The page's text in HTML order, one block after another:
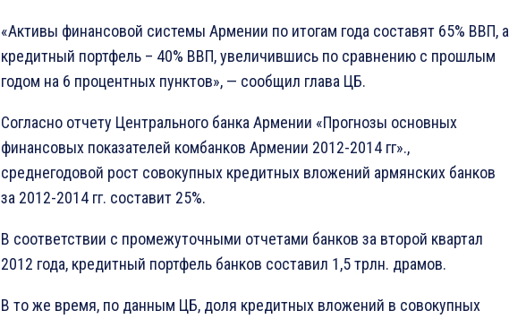
«Активы финансовой системы Армении по итогам года составят 65% ВВП, а
кредитный портфель – 40% ВВП, увеличившись по сравнению с прошлым
годом на 6 процентных пунктов», — сообщил глава ЦБ.
Согласно отчету Центрального банка Армении «Прогнозы основных
финансовых показателей комбанков Армении 2012-2014 гг».,
среднегодовой рост совокупных кредитных вложений армянских банков
за 2012-2014 гг. составит 25%.
В соответствии с промежуточными отчетами банков за второй квартал
2012 года, кредитный портфель банков составил 1,5 трлн. драмов.
В то же время, по данным ЦБ, доля кредитных вложений в совокупных